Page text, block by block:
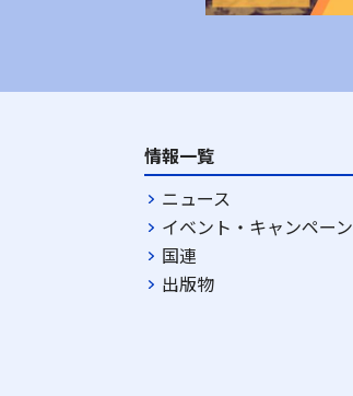
情報一覧
ニュース
イベント・キャンペーン
国連
出版物